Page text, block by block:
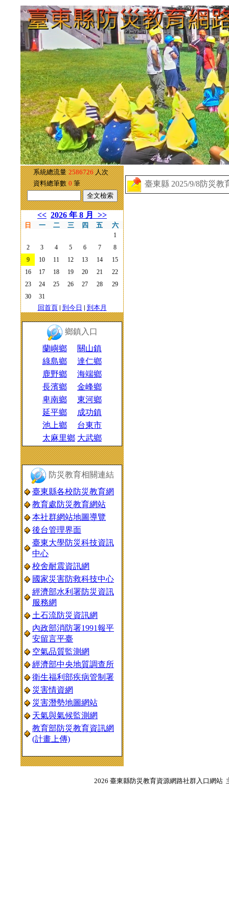
系統總流量 2586726人次
資料總筆數 0筆
<< 2026 年 8 月 >>
日 一 二 三 四 五 六
1
2
3 4 5 6 7
8
9
10 11 12 13 14
15
16
17 18 19 20 21
22
23
24 25 26 27 28
29
30
31
回首頁| 到今日 | 到本月
鄉鎮入口
蘭嶼鄉
關山鎮
綠島鄉
達仁鄉
鹿野鄉
海端鄉
長濱鄉
金峰鄉
卑南鄉
東河鄉
延平鄉
成功鎮
池上鄉
台東市
太麻里鄉 大武鄉
防災教育相關連結
臺東縣各校防災教育網
教育處防災教育網站
本社群網站地圖導覽
後台管理界面
臺東大學防災科技資訊
中心
校舍耐震資訊網
國家災害防救科技中心
經濟部水利署防災資訊
服務網
土石流防災資訊網
內政部消防署1991報平
安留言平臺
空氣品質監測網
經濟部中央地質調查所
衛生福利部疾病管制署
災害情資網
災害潛勢地圖網站
天氣與氣候監測網
教育部防災教育資訊網
(計畫上傳)
臺東縣 2025/9/8防災
2026 臺東縣防災教育資源網路社群入口網站